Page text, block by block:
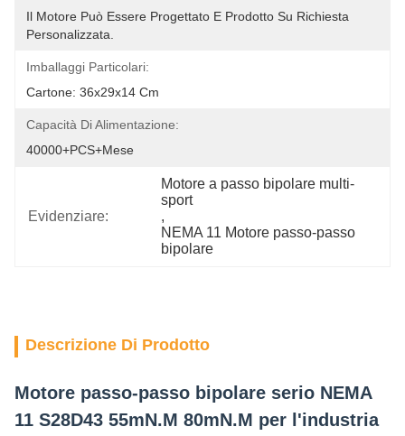
Il Motore Può Essere Progettato E Prodotto Su Richiesta
Personalizzata.
Imballaggi Particolari:
Cartone: 36x29x14 Cm
Capacità Di Alimentazione:
40000+PCS+Mese
Evidenziare:
Motore a passo bipolare multi-
sport
,
NEMA 11 Motore passo-passo
bipolare
Descrizione Di Prodotto
Motore passo-passo bipolare serio NEMA
11 S28D43 55mN.M 80mN.M per l'industria